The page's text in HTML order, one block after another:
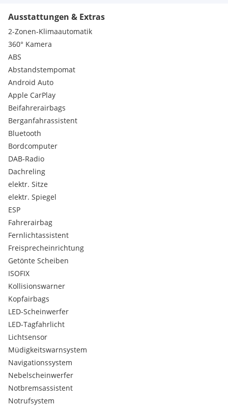
Volldigitales Armaturenbrett
360° Kamera
Abstandstempomat
Sitzheizung hinten
Parksensoren vorne
Parksensoren hinten
Getönte Heckscheiben
Zentralverriegelung mit Fernbedienung
Sitzhöhenverstellung
Elektrisch anklappbarer Rückspiegel
Elektr. Spiegel
beheizbare Außenspiegel
Lederlenkrad
Mittelarmlehne
2-Zonen-Klimaautomatik
Verstellbare Lordosenstütze
Keyless entry
Keyless go
Lederausstattung
Elektr. Sitze
Frontscheibenheizung
Elektr. Fensterheber
Innenspiegel autom. abblendend
Freisprecheinrichtung
Navigationssystem
Multimediasystem
Touchscreen
Android Auto
Apple CarPlay
Bluetooth
DAB-Radio
Media-Interface / USB
Radio
Sprachsteuerung
WLAN
Ausstattungen & Extras
2-Zonen-Klimaautomatik
360° Kamera
ABS
Abstandstempomat
Android Auto
Apple CarPlay
Beifahrerairbags
Berganfahrassistent
Bluetooth
Bordcomputer
DAB-Radio
Dachreling
elektr. Sitze
elektr. Spiegel
ESP
Fahrerairbag
Fernlichtassistent
Freisprecheinrichtung
Getönte Scheiben
ISOFIX
Kollisionswarner
Kopfairbags
LED-Scheinwerfer
LED-Tagfahrlicht
Lichtsensor
Müdigkeitswarnsystem
Navigationssystem
Nebelscheinwerfer
Notbremsassistent
Notrufsystem